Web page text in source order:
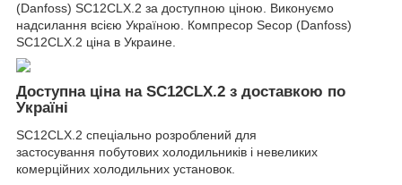
(Danfoss) SC12CLX.2 за доступною ціною. Виконуємо
надсилання всією Україною. Компресор Secop (Danfoss)
SC12CLX.2 ціна в Украине.
Доступна ціна на SC12CLX.2 з доставкою по
Україні
SC12CLX.2 спеціально розроблений для
застосування побутових холодильників і невеликих
комерційних холодильних установок.